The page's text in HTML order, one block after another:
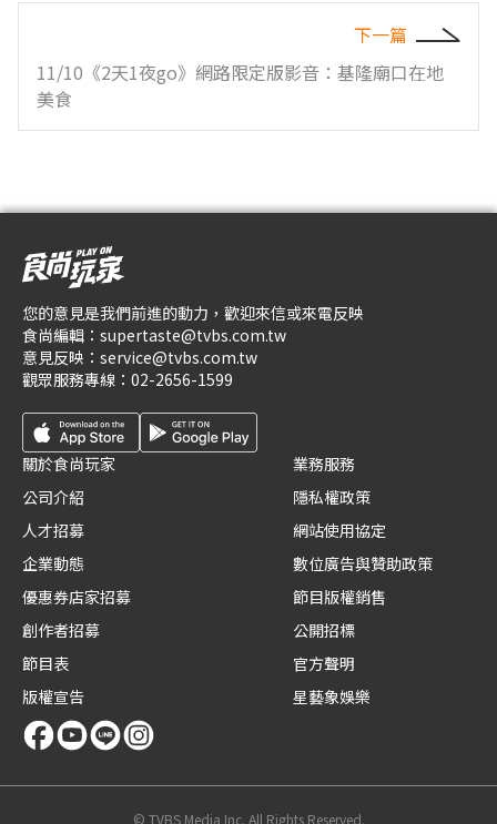
下一篇
11/10《2天1夜go》網路限定版影音：基隆廟口在地
美食
您的意見是我們前進的動力，歡迎來信或來電反映
食尚編輯： supertaste@tvbs.com.tw
意見反映： service@tvbs.com.tw
觀眾服務專線： 02-2656-1599
關於食尚玩家
公司介紹
人才招募
企業動態
優惠券店家招募
創作者招募
節目表
版權宣告
業務服務
隱私權政策
網站使用協定
數位廣告與贊助政策
節目版權銷售
公開招標
官方聲明
星藝象娛樂
© TVBS Media Inc. All Rights Reserved.